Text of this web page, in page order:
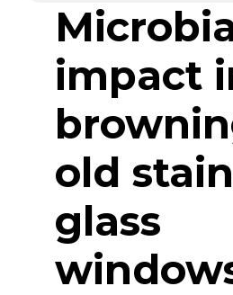
impact
old
glass